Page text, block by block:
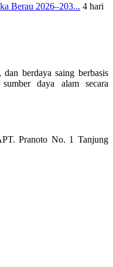
Berau 2026–203... 4 hari
berdaya saing berbasis
daya alam secara
Pranoto No. 1 Tanjung